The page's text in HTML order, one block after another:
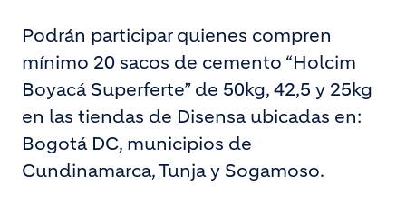
Podrán participar quienes compren
mínimo 20 sacos de cemento “Holcim
Boyacá Superferte” de 50kg, 42,5 y 25kg
en las tiendas de Disensa ubicadas en:
Bogotá DC, municipios de
Cundinamarca, Tunja y Sogamoso.